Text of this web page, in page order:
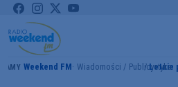
Weekend FM Wiadomości / Publicystyka
Letnie